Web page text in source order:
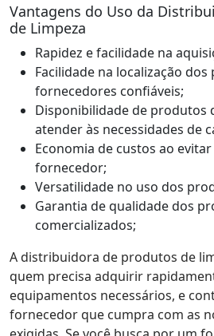
Vantagens do Uso da
de Limpeza
Rapidez e facilidade na
Facilidade na localização
fornecedores confiáveis;
Disponibilidade de produtos
atender às necessidades de
Economia de custos ao
fornecedor;
Versatilidade no uso dos
Garantia de qualidade dos
comercializados;
A distribuidora de produtos de
quem precisa adquirir
equipamentos necessários, e
fornecedor que cumpra com as